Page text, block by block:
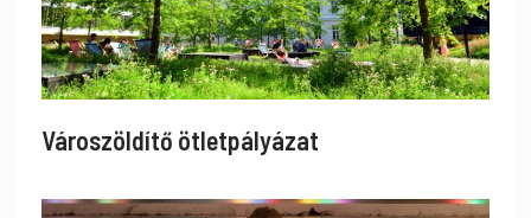
Városzöldítő ötletpályázat